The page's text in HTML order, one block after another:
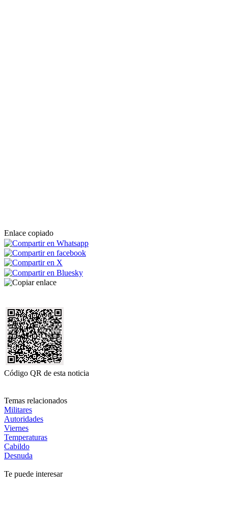
Enlace copiado
Código QR de esta noticia
Temas relacionados
Militares
Autoridades
Viernes
Temperaturas
Cabildo
Desnuda
Te puede interesar